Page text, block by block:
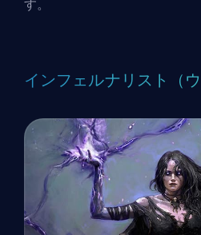
す。
インフェルナリスト（ウ